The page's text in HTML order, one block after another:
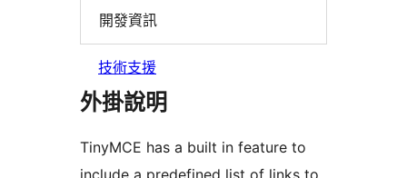
開發資訊
技術支援
外掛說明
TinyMCE has a built in feature to